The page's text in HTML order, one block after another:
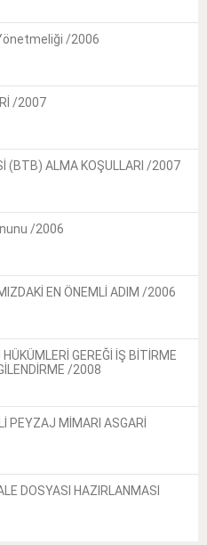
/2006
/2007
(BTB) ALMA KOŞULLARI /2007
/2006
EN ÖNEMLİ ADIM /2006
GEREĞİ İŞ BİTİRME
/2008
PEYZAJ MİMARI ASGARİ
DOSYASI HAZIRLANMASI